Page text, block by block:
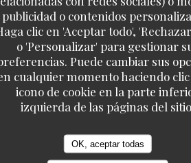
publicidad o contenidos
clic en 'Aceptar todo',
o 'Personalizar' para gestionar
Puede cambiar sus
cualquier momento haciendo
icono de cookie en la parte
izquierda de las páginas del
OK, aceptar todas
1 2 3